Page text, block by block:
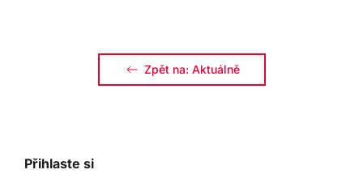
Zpět na: Aktuálně
Přihlaste si